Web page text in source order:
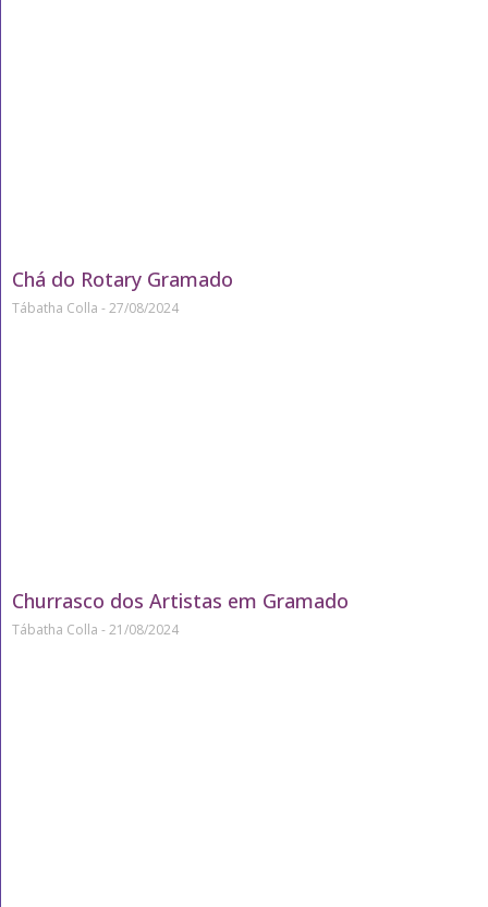
Chá do Rotary Gramado
Tábatha Colla 27/08/2024
Churrasco dos Artistas em Gramado
Tábatha Colla 21/08/2024